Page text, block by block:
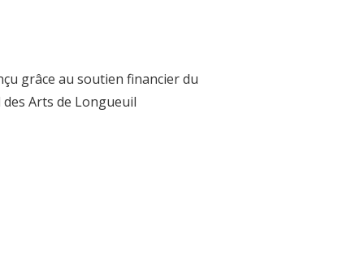
grâce au soutien financier du
des Arts de Longueuil